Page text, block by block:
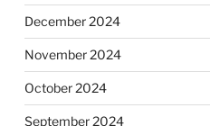
December 2024
November 2024
October 2024
September 2024